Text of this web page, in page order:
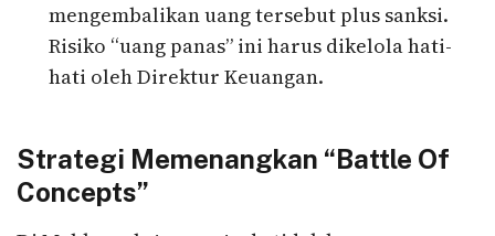
mengembalikan uang tersebut plus sanksi.
Risiko “uang panas” ini harus dikelola hati-
hati oleh Direktur Keuangan.
Strategi Memenangkan “Battle Of
Concepts”